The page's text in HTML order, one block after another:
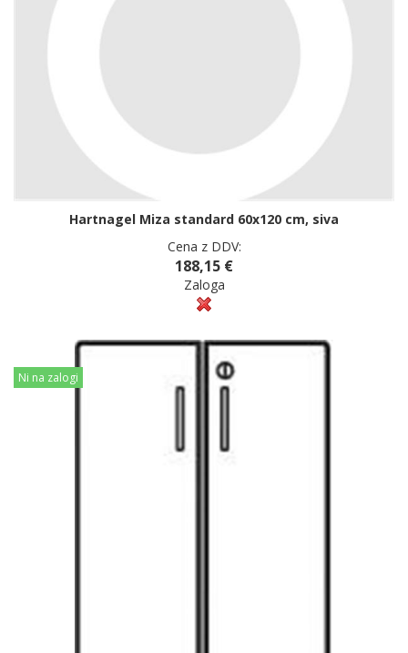
Hartnagel Miza standard 60x120 cm, siva
Cena z DDV:
188,15 €
Zaloga
Ni na zalogi